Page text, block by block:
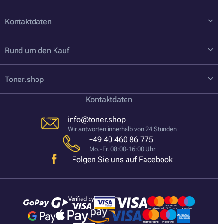
Kontaktdaten
Rund um den Kauf
Toner.shop
Kontaktdaten
info@toner.shop
Wir antworten innerhalb von 24 Stunden
+49 40 460 86 775
Mo.-Fr. 08:00-16:00 Uhr
Folgen Sie uns auf Facebook